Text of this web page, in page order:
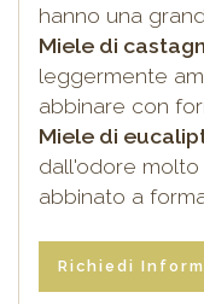
hanno una
Miele di
leggermente
abbinare con
Miele di
dall'odore
abbinato a
Richiedi